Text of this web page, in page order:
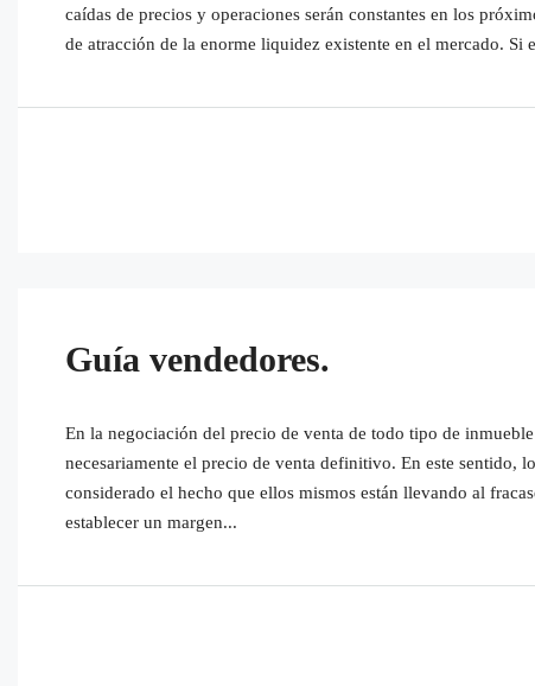
caídas de precios y operaciones serán constantes en los
de atracción de la enorme liquidez existente en el mercado.
Guía vendedores.
En la negociación del precio de venta de todo tipo de
necesariamente el precio de venta definitivo. En este sentido,
considerado el hecho que ellos mismos están llevando al
establecer un margen...